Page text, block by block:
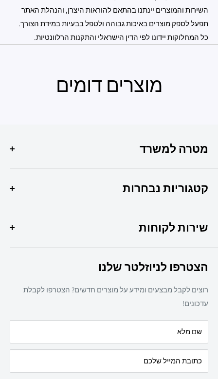
השירות והמוצרים יינתנו בהתאם להוראות היצרן, והנהלת האתר
תפעל לספק מוצרים באיכות גבוהה ולטפל בבעיות במידת הצורך.
כל המחלוקות יידונו לפי הדין הישראלי והתקנות הרלוונטיות.
מוצרים דומים
מטרה למשרד
ומקצועיות במקום אחד !
037307308
קטגוריות נבחרות
ציוד משרדי
חד פעמי
מזון
מאמרים
שירות לקוחות
תקנון אתר
מדיניות פרטיות
מדיניות החזרת מוצרים
הצטרפו לניוזלטר שלנו
רוצים לקבל מבצעים ומידע על מוצרים חדשים? הצטרפו לקבלת
עדכונים!
שם מלא
כתובת המייל שלכם